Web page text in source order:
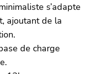
s’adapte
ajoutant de la
de charge